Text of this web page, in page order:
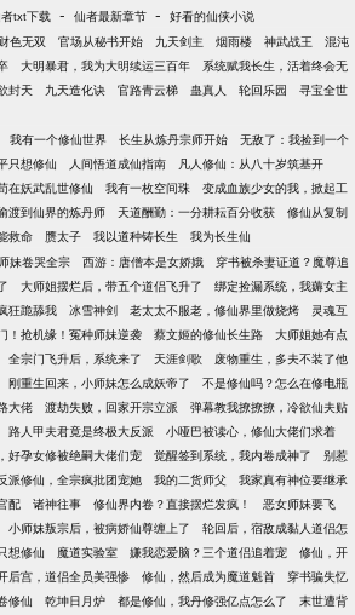
txt下载 - 仙者最新章节 - 好看的仙侠小说
色无双 官场从秘书开始 九天剑主 烟雨楼 神武战王
混沌
大明暴君，我为大明续运三百年
系统赋我长生，活着终会无
封天 九天造化诀 官路青云梯 蛊真人 轮回乐园
寻宝全世
我有一个修仙世界 长生从炼丹宗师开始
无敌了：我捡到一个
只想修仙 人间悟道成仙指南
凡人修仙：从八十岁筑基开
在妖武乱世修仙 我有一枚空间珠
变成血族少女的我，掀起工
渡到仙界的炼丹师 天道酬勤：一分耕耘百分收获
修仙从复制
救命 赝太子 我以道种铸长生 我为长生仙
妹卷哭全宗 西游：唐僧本是女娇娥
穿书被杀妻证道？魔尊追
大师姐摆烂后，带五个道侣飞升了
绑定捡漏系统，我薅女主
狂跪舔我 冰雪神剑 老太太不服老，修仙界里做烧烤
灵魂互
！抢机缘！冤种师妹逆袭 蔡文姬的修仙长生路
大师姐她有点
全宗门飞升后，系统来了 天涯剑歌
废物重生，多夫不装了他
刚重生回来，小师妹怎么成妖帝了
不是修仙吗？怎么在修电瓶
大佬 渡劫失败，回家开宗立派
弹幕教我撩撩撩，冷欲仙夫贴
路人甲夫君竟是终极大反派
小哑巴被读心，修仙大佬们求着
好孕女修被绝嗣大佬们宠 觉醒签到系统，我内卷成神了
别惹
派修仙，全宗疯批团宠她 我的二货师父
我家真有神位要继承
配 诸神往事 修仙界内卷？直接摆烂发疯！
恶女师妹要飞
小师妹叛宗后，被病娇仙尊缠上了
轮回后，宿敌成黏人道侣怎
想修仙 魔道实验室 嫌我恋爱脑？三个道侣追着宠
修仙，开
后宫，道侣全员美强惨 修仙，然后成为魔道魁首
穿书骗失忆
修仙 乾坤日月炉 都是修仙，我丹修强亿点怎么了
末世遭背